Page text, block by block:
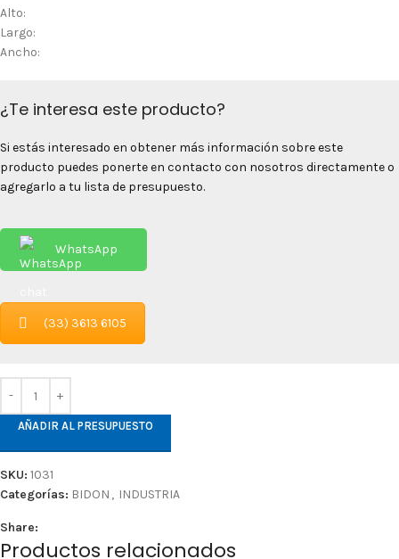
Alto:
Largo:
Ancho:
¿Te interesa este producto?
Si estás interesado en obtener más información sobre este
producto puedes ponerte en contacto con nosotros directamente o
agregarlo a tu lista de presupuesto.
WhatsApp
(33) 3613 6105
AÑADIR AL PRESUPUESTO
SKU: 1031
Categorías: BIDON , INDUSTRIA
Share:
Productos relacionados